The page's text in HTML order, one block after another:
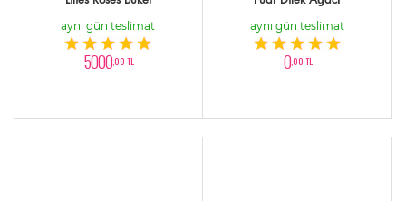
aynı gün teslimat
5000,00 TL
aynı gün teslimat
0,00 TL